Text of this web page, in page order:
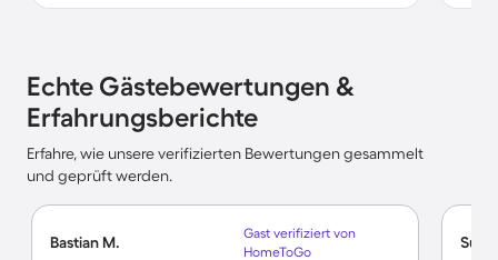
Echte Gästebewertungen &
Erfahrungsberichte
Erfahre, wie unsere verifizierten Bewertungen gesammelt
und geprüft werden.
Bastian M.
Gast verifiziert von
HomeToGo